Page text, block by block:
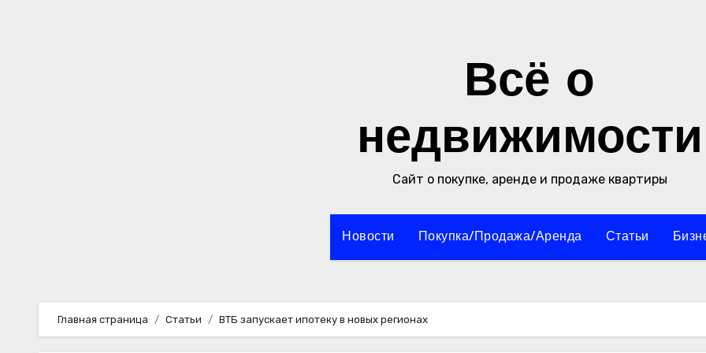
Всё о
недвижимости
Сайт о покупке, аренде и продаже квартиры
Новости Покупка/Продажа/Аренда Статьи
Главная страница Статьи ВТБ запускает ипотеку в новых регионах